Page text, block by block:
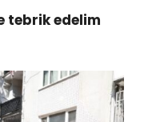
tebrik edelim